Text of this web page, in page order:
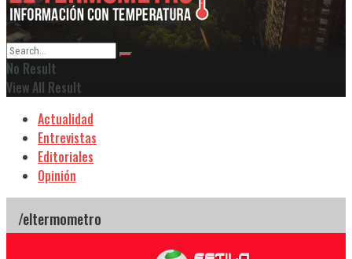
No Result
View All Result
Actualidad
Entrevistas
Editoriales
Opinión